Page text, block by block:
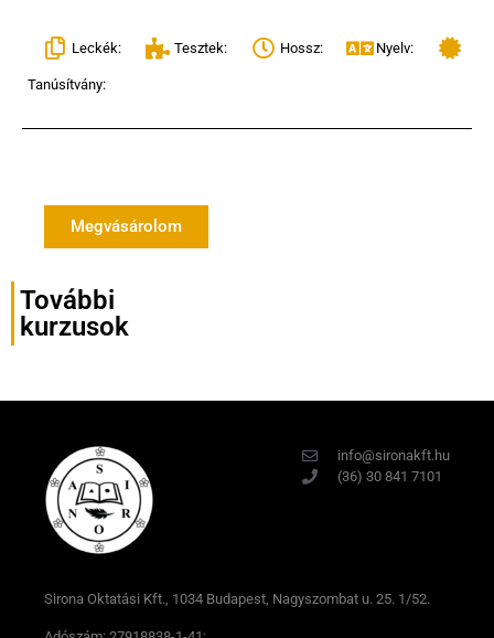
Leckék: Tesztek: Hossz: Nyelv:
Tanúsítvány:
Megvásárolom
További
kurzusok
info@sironakft.hu
(36) 30 841 7101
Sirona Oktatási Kft., 1034 Budapest, Nagyszombat u. 25. 1/52.